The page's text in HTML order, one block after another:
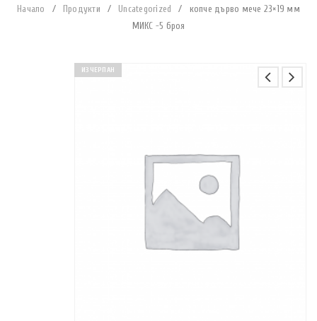
Начало / Продукти / Uncategorized /
копче дърво мече 23×19 мм
МИКС -5 броя
ИЗЧЕРПАН